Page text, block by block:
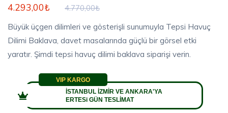
4.293,00₺ 4.770,00₺
Büyük üçgen dilimleri ve gösterişli sunumuyla Tepsi Havuç
Dilimi Baklava, davet masalarında güçlü bir görsel etki
yaratır. Şimdi tepsi havuç dilimi baklava siparişi verin.
VIP KARGO
İSTANBUL İZMİR VE ANKARA'YA
ERTESi GÜN TESLİMAT